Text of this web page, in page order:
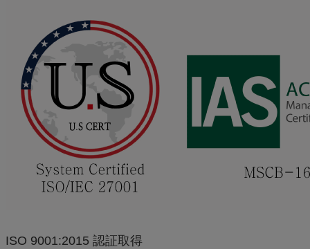
ISO 9001:2015 認証取得